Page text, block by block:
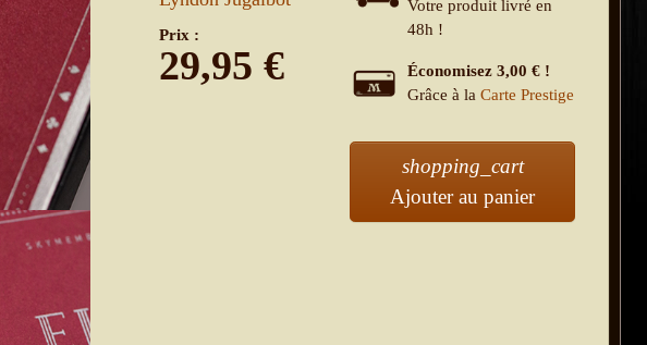
Prix :
29,95 €
Votre produit livré en
48h !
Économisez 3,00 € !
Grâce à la Carte Prestige
shopping_cart
Ajouter au panier' . Elixir